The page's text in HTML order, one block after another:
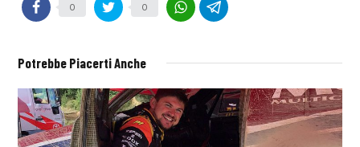
0 0
Potrebbe Piacerti Anche